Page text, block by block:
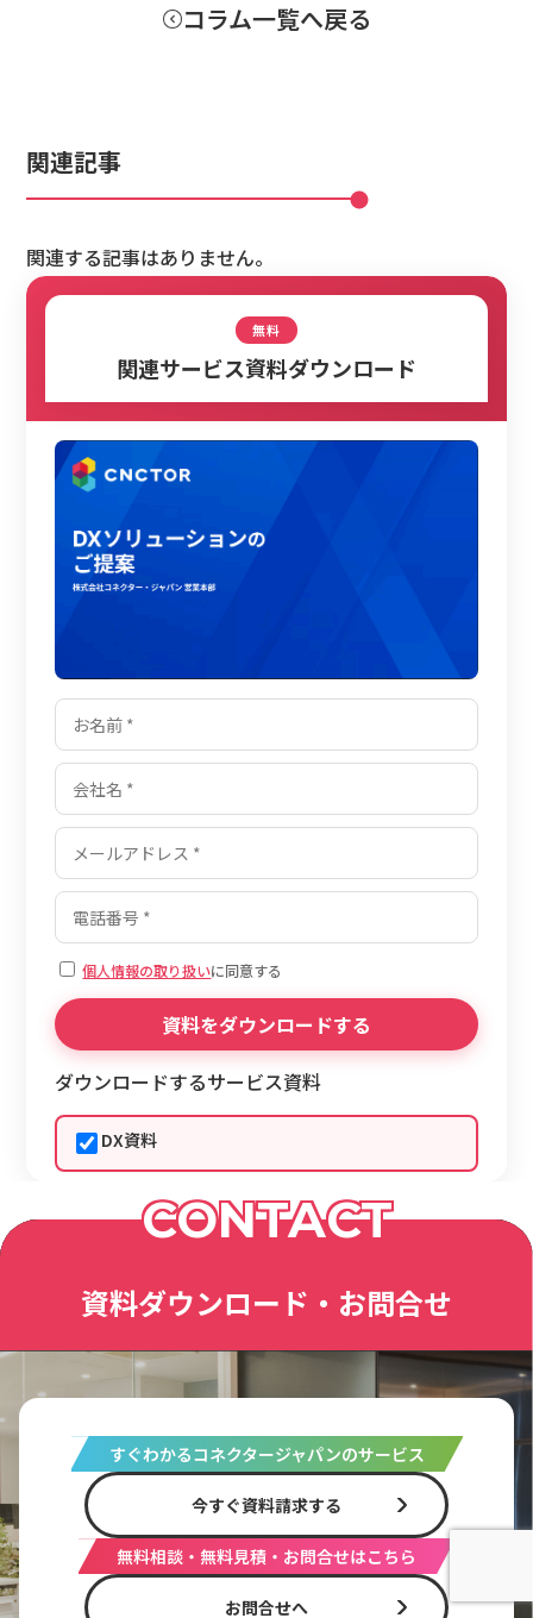
コラム一覧へ戻る
関連記事
関連する記事はありません。
無料
関連サービス資料ダウンロード
個人情報の取り扱いに同意する
ダウンロードするサービス資料
DX資料
CONTACT
資料ダウンロード・お問合せ
すぐわかるコネクタージャパンのサービス
今すぐ資料請求する
無料相談・無料見積・お問合せはこちら
お問合せへ